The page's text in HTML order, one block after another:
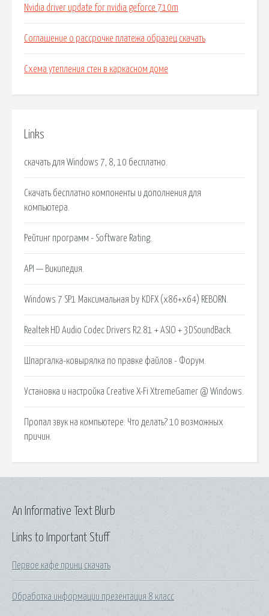
Nvidia driver update for nvidia geforce 710m
Соглашение о рассрочке платежа образец скачать
Схема утепления стен в каркасном доме
Links
скачать для Windows 7, 8, 10 бесплатно.
Скачать бесплатно компоненты и дополнения для
компьютера.
Рейтинг программ - Software Rating.
API — Википедия.
Windows 7 SP1 Максимальная by KDFX (x86+x64) REBORN.
Realtek HD Audio Codec Drivers R2.81 + ASIO + 3DSoundBack.
Шпаргалка-ковырялка по правке файлов - Форум.
Установка и настройка Creative X-Fi XtremeGamer @ Windows.
Пропал звук на компьютере. Что делать? 10 возможных
причин.
Links to Important Stuff
Первое кафе принц скачать
Обработка информации презентация 8 класс
An Informative Text Blurb